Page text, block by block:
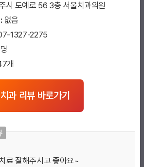
시 도예로 56 3층 서울치과의원
: 없음
1327-2275
개
치과 리뷰 바로가기
료 잘해주시고 좋아요~